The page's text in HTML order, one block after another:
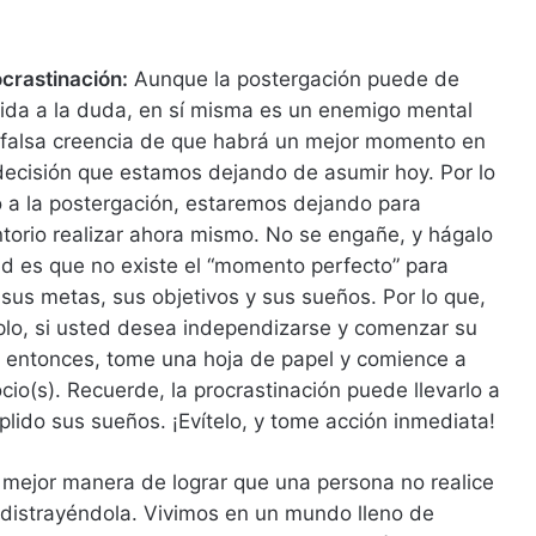
Aunque la postergación puede de
a la duda, en sí misma es un enemigo mental
creencia de que habrá un mejor momento en
que estamos dejando de asumir hoy. Por lo
a la postergación, estaremos dejando para
realizar ahora mismo. No se engañe, y hágalo
es que no existe el “momento perfecto” para
metas, sus objetivos y sus sueños. Por lo que,
si usted desea independizarse y comenzar su
tome una hoja de papel y comience a
Recuerde, la procrastinación puede llevarlo a
sus sueños. ¡Evítelo, y tome acción inmediata!
manera de lograr que una persona no realice
Vivimos en un mundo lleno de